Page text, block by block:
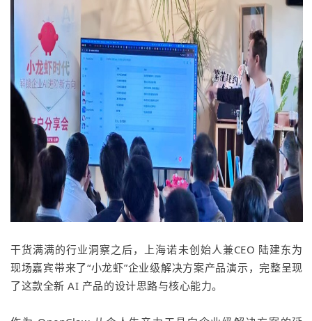
干货满满的行业洞察之后，上海诺未创始人兼CEO 陆建东为
现场嘉宾带来了“小龙虾”企业级解决方案产品演示，完整呈现
了这款全新 AI 产品的设计思路与核心能力。